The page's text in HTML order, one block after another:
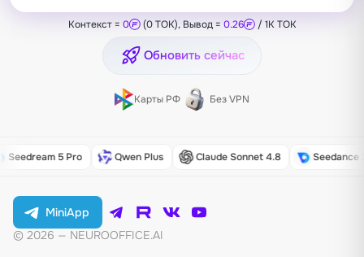
Контекст = 0 (0 TOK), Вывод = 0.26 / 1K TOK
Обновить сейчас
Карты РФ Без VPN
Seedream 5 Pro Qwen Plus Claude Sonnet 4.8 Seedance
MiniApp
© 2026 — NEUROOFFICE.AI